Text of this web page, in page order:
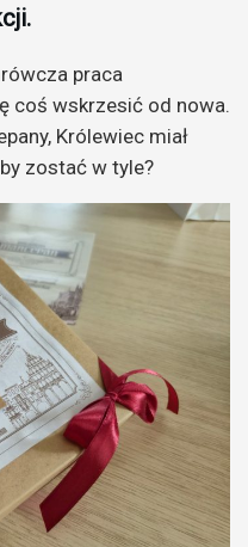
praca
coś wskrzesić od nowa.
Królewiec miał
zostać w tyle?